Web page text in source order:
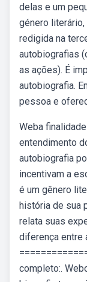
delas e um
género
redigida na
autobiografias
as ações). É
autobiografia.
pessoa e
Weba
entendimento
autobiografia
incentivam a
é um gênero
história de sua
relata suas
diferença entre
completo:.